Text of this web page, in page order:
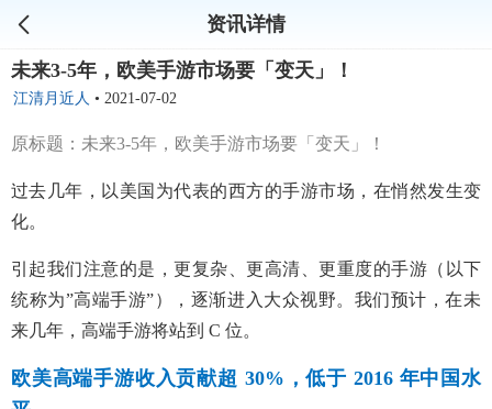
资讯详情
未来3-5年，欧美手游市场要「变天」！
江清月近人 • 2021-07-02
原标题：未来3-5年，欧美手游市场要「变天」！
过去几年，以美国为代表的西方的手游市场，在悄然发生变
化。
引起我们注意的是，更复杂、更高清、更重度的手游（以下
统称为”高端手游”），逐渐进入大众视野。我们预计，在未
来几年，高端手游将站到 C 位。
欧美高端手游收入贡献超 30%，低于 2016 年中国水